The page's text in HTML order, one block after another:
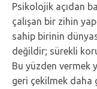
Psikolojik açıdan
çalışan bir zihin
sahip birinin
değildir; sürekli
Bu yüzden vermek
geri çekilmek daha